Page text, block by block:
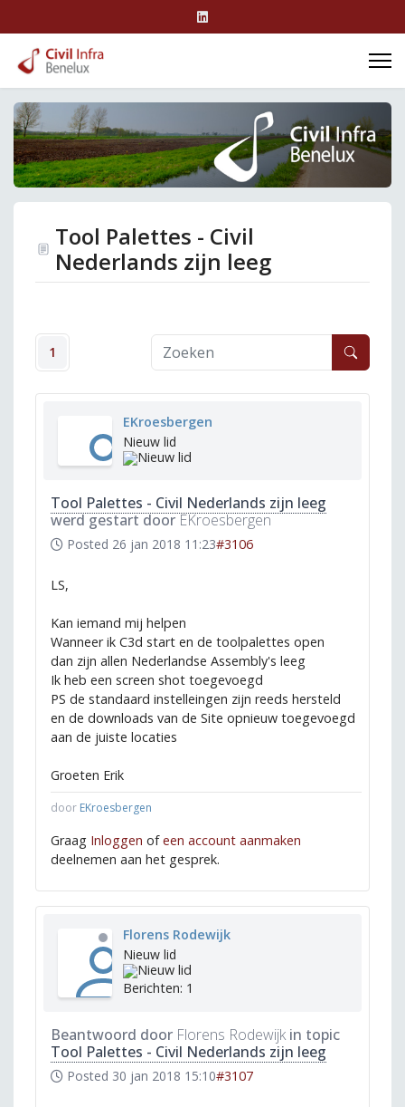
Tool Palettes - Civil
Nederlands zijn leeg
1
EKroesbergen
Nieuw lid
Tool Palettes - Civil Nederlands zijn leeg
werd gestart doorEKroesbergen
Posted 26 jan 2018 11:23#3106
LS,
Kan iemand mij helpen
Wanneer ik C3d start en de toolpalettes open
dan zijn allen Nederlandse Assembly's leeg
Ik heb een screen shot toegevoegd
PS de standaard instelleingen zijn reeds hersteld
en de downloads van de Site opnieuw toegevoegd
aan de juiste locaties
Groeten Erik
door EKroesbergen
Graag Inloggen ofeen account aanmaken
deelnemen aan het gesprek.
Florens Rodewijk
Nieuw lid
Berichten: 1
Beantwoord door Florens Rodewijkin topic
Tool Palettes - Civil Nederlands zijn leeg
Posted 30 jan 2018 15:10#3107